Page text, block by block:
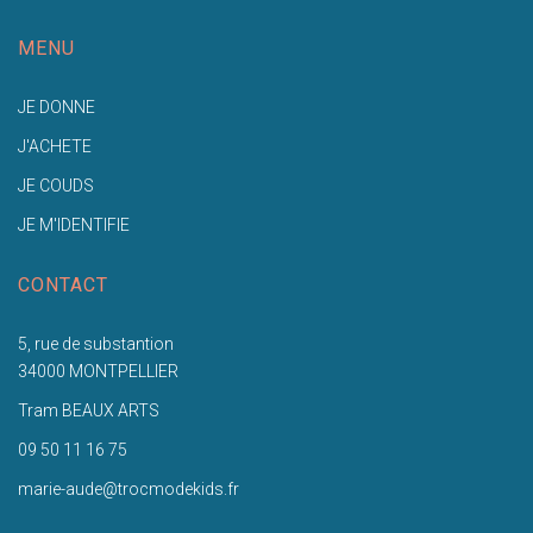
MENU
JE DONNE
J'ACHETE
JE COUDS
JE M'IDENTIFIE
CONTACT
5, rue de substantion
34000 MONTPELLIER
Tram BEAUX ARTS
09 50 11 16 75
marie-aude@trocmodekids.fr